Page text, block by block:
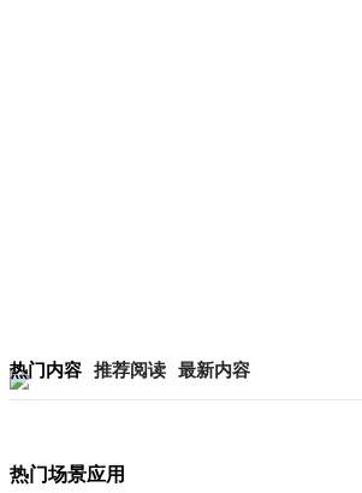
热门内容 推荐阅读 最新内容
热门场景应用